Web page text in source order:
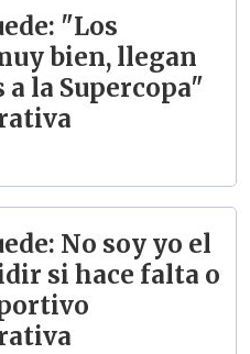
"Los
bien, llegan
la Supercopa"
No soy yo el
si hace falta o